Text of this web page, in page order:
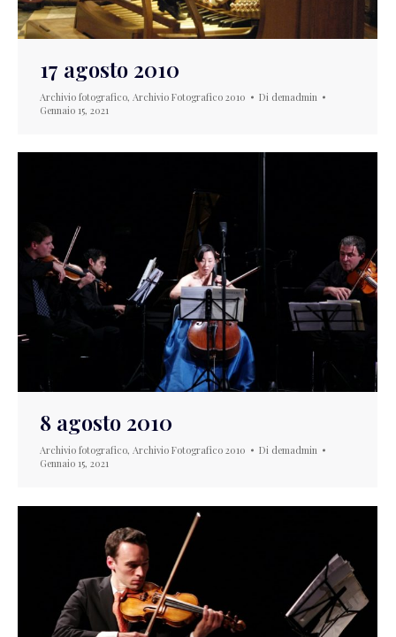
17 agosto 2010
Archivio fotografico, Archivio Fotografico 2010 Di demadmin
Gennaio 15, 2021
8 agosto 2010
Archivio fotografico, Archivio Fotografico 2010 Di demadmin
Gennaio 15, 2021